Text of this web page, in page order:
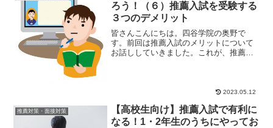
ろう！（６）推薦入試を受験する
３つのデメリット
皆さんこんにちは。四谷学院の奥野で
す。前回は推薦入試のメリットについて
お話ししていきました。これが、推薦入
2023.05.12
推薦対策・面接対策
【高校生向け】推薦入試で有利に
なる！1・2年生のうちにやってお